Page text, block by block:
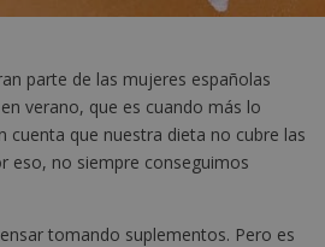
parte de las mujeres españolas
verano, que es cuando más lo
que nuestra dieta no cubre las
eso, no siempre conseguimos
tomando suplementos. Pero es